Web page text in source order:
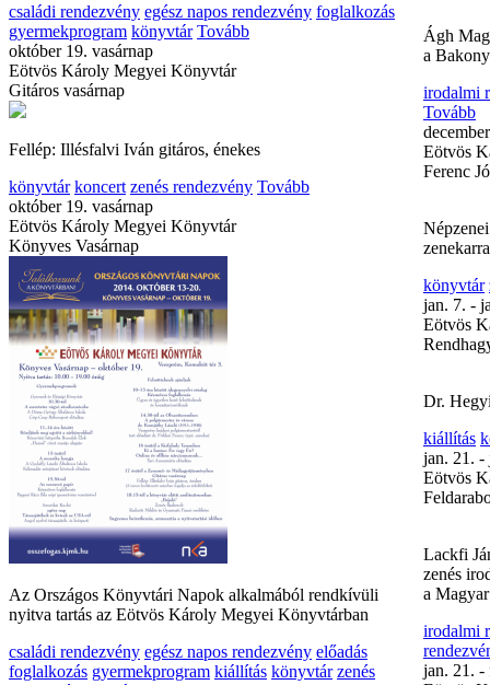
családi rendezvény egész napos rendezvény foglalkozás
gyermekprogram könyvtár Tovább
október 19. vasárnap
Eötvös Károly Megyei Könyvtár
Gitáros vasárnap
Fellép: Illésfalvi Iván gitáros, énekes
könyvtár koncert zenés rendezvény Tovább
október 19. vasárnap
Eötvös Károly Megyei Könyvtár
Könyves Vasárnap
Az Országos Könyvtári Napok alkalmából rendkívüli
nyitva tartás az Eötvös Károly Megyei Könyvtárban
családi rendezvény egész napos rendezvény előadás
foglalkozás gyermekprogram kiállítás könyvtár zenés
Ágh
a
irodalmi
Tovább
Eötvös
Ferenc
könyvtár
jan. 7. -
Eötvös
Dr.
kiállítás
jan. 21. -
Eötvös
Lackfi
zenés
a
irodalmi
jan. 21. -